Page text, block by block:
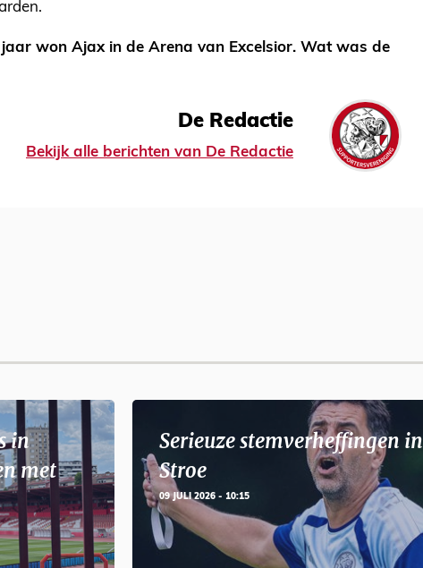
won Ajax in de Arena van Excelsior. Wat was de
De Redactie
Bekijk alle berichten van De Redactie
in
met
Serieuze stemverheffingen in
Stroe
09 JULI 2026 - 10:15